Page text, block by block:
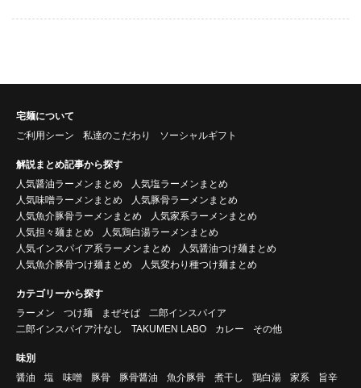
宅麺について
ご利用シーン
私達のこだわり ソーシャルギフト
解説まとめ記事から探す
人気醤油ラーメンまとめ
人気塩ラーメンまとめ
人気味噌ラーメンまとめ
人気豚骨ラーメンまとめ
人気魚介豚骨ラーメンまとめ
人気家系ラーメンまとめ
人気担々麺まとめ
人気鶏白湯ラーメンまとめ
人気インスパイア系ラーメンまとめ
人気醤油つけ麺まとめ
人気魚介豚骨つけ麺まとめ
人気変わり種つけ麺まとめ
カテゴリーから探す
ラーメン
つけ麺 まぜそば
二郎インスパイア
二郎インスパイア汁なし
TAKUMEN LABO カレー その他
味別
醤油
塩 味噌 豚骨 豚骨醤油 魚介豚骨 煮干し 鶏白湯 家系
旨辛